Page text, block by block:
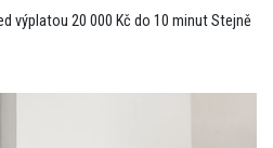
výplatou 20 000 Kč do 10 minut Stejně